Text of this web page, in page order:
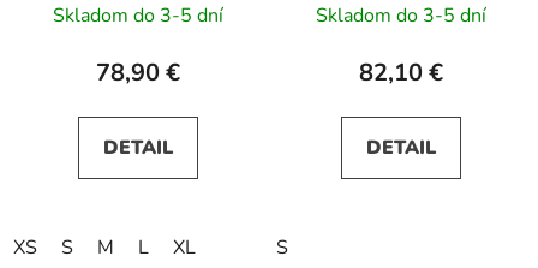
Skladom do 3-5 dní
78,90 €
DETAIL
XS S M L XL
Skladom do 3-5 dní
82,10 €
DETAIL
S